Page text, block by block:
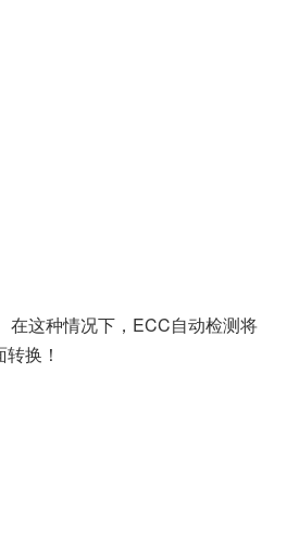
在这种情况下，ECC自动检测将
换！